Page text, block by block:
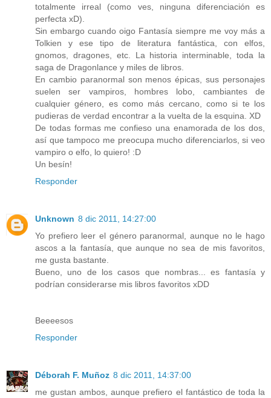
totalmente irreal (como ves, ninguna diferenciación es
perfecta xD).
Sin embargo cuando oigo Fantasía siempre me voy más a
Tolkien y ese tipo de literatura fantástica, con elfos,
gnomos, dragones, etc. La historia interminable, toda la
saga de Dragonlance y miles de libros.
En cambio paranormal son menos épicas, sus personajes
suelen ser vampiros, hombres lobo, cambiantes de
cualquier género, es como más cercano, como si te los
pudieras de verdad encontrar a la vuelta de la esquina. XD
De todas formas me confieso una enamorada de los dos,
así que tampoco me preocupa mucho diferenciarlos, si veo
vampiro o elfo, lo quiero! :D
Un besín!
Responder
Unknown 8 dic 2011, 14:27:00
Yo prefiero leer el género paranormal, aunque no le hago
ascos a la fantasía, que aunque no sea de mis favoritos,
me gusta bastante.
Bueno, uno de los casos que nombras... es fantasía y
podrían considerarse mis libros favoritos xDD
Beeeesos
Responder
Déborah F. Muñoz 8 dic 2011, 14:37:00
me gustan ambos, aunque prefiero el fantástico de toda la